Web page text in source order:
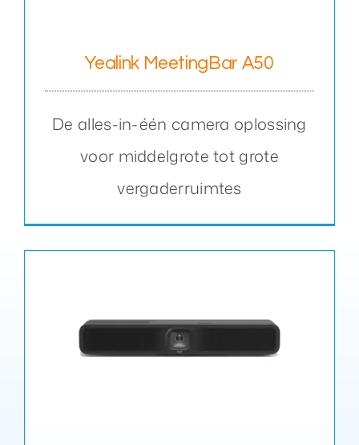
Yealink MeetingBar A50
De alles-in-één camera oplossing
voor middelgrote tot grote
vergaderruimtes